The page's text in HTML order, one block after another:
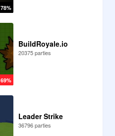
78%
69%
BuildRoyale.io
20375 parties
Leader Strike
36796 parties